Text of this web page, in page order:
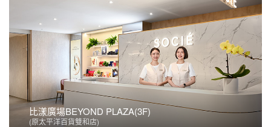
比漾廣場BEYOND PLAZA(3F)
(原太平洋百貨雙和店)
看更多
比漾廣場BEYOND PLAZA(3F)
(原太平洋百貨雙和店)